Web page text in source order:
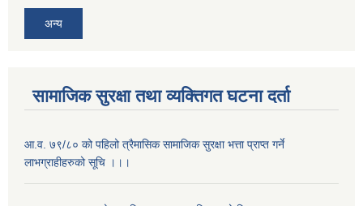
अन्य
सामाजिक सुरक्षा तथा व्यक्तिगत घटना दर्ता
आ.व. ७९/८० को पहिलो त्रैमासिक सामाजिक सुरक्षा भत्ता प्राप्त गर्ने
लाभग्राहीहरुको सूचि ।।।